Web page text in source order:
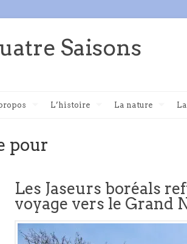
Saisons
L’histoire La nature
pour
Les Jaseurs boréals
voyage vers le Grand